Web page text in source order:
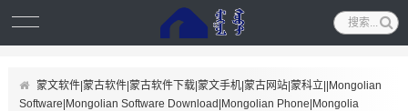
蒙文软件|蒙古软件|蒙古软件下载|蒙文手机|蒙古网站|蒙科立||Mongolian
Software|Mongolian Software Download|Mongolian Phone|Mongolia